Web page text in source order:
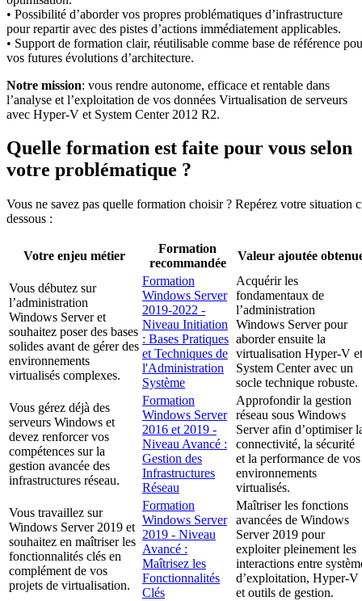
• Possibilité d’aborder vos propres problématiques d’infrastructure
pour repartir avec des pistes d’actions immédiatement applicables.
• Support de formation clair, réutilisable comme base de référence
vos futures évolutions d’architecture.
Notre mission: vous rendre autonome, efficace et rentable dans
l’analyse et l’exploitation de vos données Virtualisation de serveurs
avec Hyper-V et System Center 2012 R2.
Quelle formation est faite pour vous selon
votre problématique ?
Vous ne savez pas quelle formation choisir ? Repérez votre situation
dessous :
Votre enjeu métier
Formation
recommandée
Valeur ajoutée
Vous débutez sur
l’administration
Windows Server et
souhaitez poser des bases
solides avant de gérer des
environnements
virtualisés complexes.
Formation
Windows Server
2019-2022 -
Niveau Initiation
: Bases Pratiques
et Techniques de
l'Administration
Système
Acquérir les
fondamentaux de
l’administration
Windows Server pour
aborder ensuite la
virtualisation Hyper-V et
System Center avec un
socle technique robuste.
Vous gérez déjà des
serveurs Windows et
devez renforcer vos
compétences sur la
gestion avancée des
infrastructures réseau.
Formation
Windows Server
2016 et 2019 -
Niveau Avancé :
Gestion des
Infrastructures
Réseau
Approfondir la gestion
réseau sous Windows
Server afin d’optimiser
connectivité, la sécurité
et la performance de vos
environnements
virtualisés.
Vous travaillez sur
Windows Server 2019 et
souhaitez en maîtriser les
fonctionnalités clés en
complément de vos
projets de virtualisation.
Formation
Windows Server
2019 - Niveau
Avancé :
Maîtrisez les
Fonctionnalités
Clés
Maîtriser les fonctions
avancées de Windows
Server 2019 pour
exploiter pleinement les
interactions entre
d’exploitation, Hyper-V
et outils de gestion.